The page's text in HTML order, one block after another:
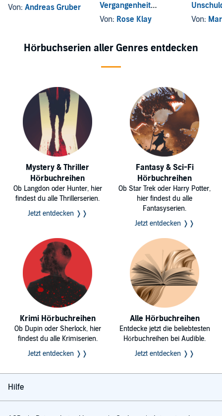
Von: Andreas Gruber
Vergangenheit
entkommst du nicht!
Von: Rose Klay
Von:
Hörbuchserien aller Genres entdecken
Mystery & Thriller
Hörbuchreihen
Ob Langdon oder Hunter, hier
findest du alle Thrillerserien.
Jetzt entdecken ❭❭
Fantasy & Sci-Fi
Hörbuchreihen
Ob Star Trek oder Harry Potter,
hier findest du alle
Fantasyserien.
Jetzt entdecken ❭❭
Krimi Hörbuchreihen
Ob Dupin oder Sherlock, hier
findest du alle Krimiserien.
Jetzt entdecken ❭❭
Alle Hörbuchreihen
Entdecke jetzt die beliebtesten
Hörbuchreihen bei Audible.
Jetzt entdecken ❭❭
Hilfe